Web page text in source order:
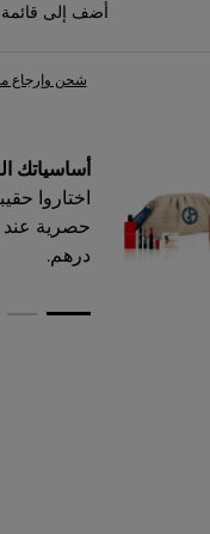
أضف إلى قائمة
شحن وإرجاع
أساسياتك
درهم.​